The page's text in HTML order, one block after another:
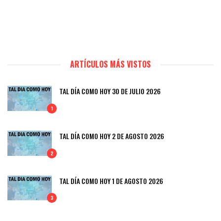
ARTÍCULOS MÁS VISTOS
1
TAL DÍA COMO HOY 30 DE JULIO 2026
2
TAL DÍA COMO HOY 2 DE AGOSTO 2026
3
TAL DÍA COMO HOY 1 DE AGOSTO 2026